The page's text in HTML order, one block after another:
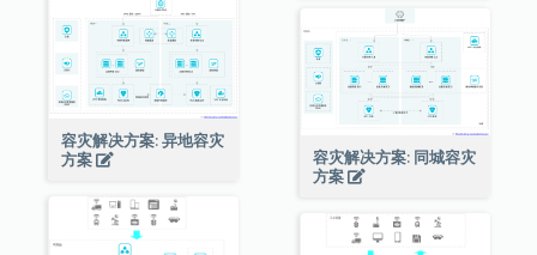
容灾解决方案: 异地容灾
方案
容灾解决方案: 同城容灾
方案